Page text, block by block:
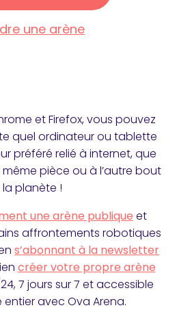
une arène
et Firefox, vous pouvez
quel ordinateur ou tablette
préféré relié à internet, que
pièce ou à l’autre bout
planète !
une arène publique et
affrontements robotiques
s’abonnant à la newsletter
créer votre propre arène
7 jours sur 7 et accessible
avec Ova Arena.